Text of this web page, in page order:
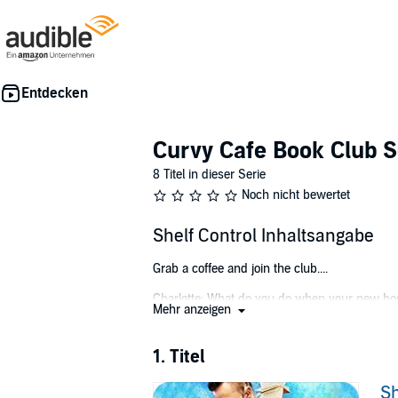
Curvy Cafe Book Club
8 Titel in dieser Serie
Noch nicht bewertet
Shelf Control Inhaltsangabe
Grab a coffee and join the club....
Charlotte: What do you do when your new
harmless. Taking action to make him notice
As if being new in town isn't hard enough.
want him?
Theo: Charlotte Ramsay is the woman I've
Mehr anzeigen
1. Titel